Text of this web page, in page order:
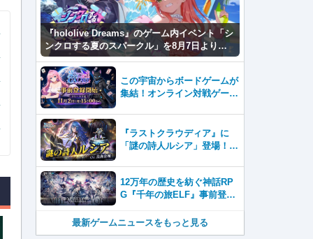
『hololive Dreams』のゲーム内イベント「シ
ンクロする夏のスパークル」を8月7日より開
催！
この宇宙からボードゲームが
集結！オンライン対戦ゲーム
8月7日(金)より事前登録開
始！
『ラストクラウディア』に
「謎の詩人ルシア」登場！イ
狂騒曲」も開催中!!
12万年の歴史を紡ぐ神話RP
G『千年の旅ELF』事前登録
る新作スマホゲーム！
最新ゲームニュースをもっと見る